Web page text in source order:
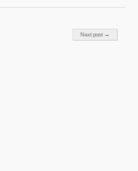
Next post →